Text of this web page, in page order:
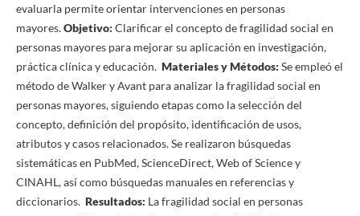
evaluarla permite orientar intervenciones en personas
mayores.Objetivo: Clarificar el concepto de fragilidad social en
personas mayores para mejorar su aplicación en investigación,
práctica clínica y educación. Materiales y Métodos: Se empleó el
método de Walker y Avant para analizar la fragilidad social en
personas mayores, siguiendo etapas como la selección del
concepto, definición del propósito, identificación de usos,
atributos y casos relacionados. Se realizaron búsquedas
sistemáticas en PubMed, ScienceDirect, Web of Science y
CINAHL, así como búsquedas manuales en referencias y
diccionarios. Resultados: La fragilidad social en personas